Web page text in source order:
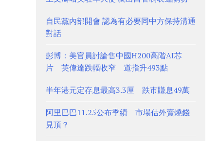
自民黨內部開會 認為有必要同中方保持溝通
對話
彭博：美官員討論售中國H200高階AI芯
片 英偉達跌幅收窄 道指升493點
半年港元定存息最高3.3厘 跌市賺息49萬
阿里巴巴11.25公布季績 市場估外賣燒錢
見頂？